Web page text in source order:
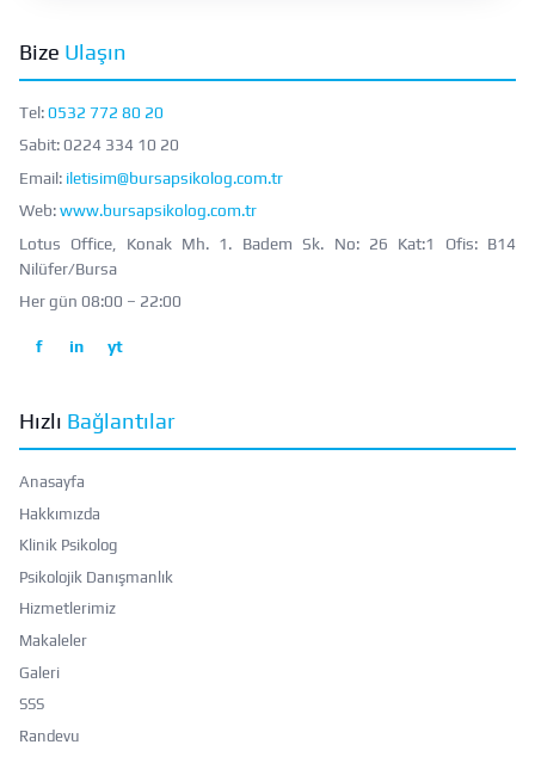
Bize Ulaşın
Tel:0532 772 80 20
Sabit:0224 334 10 20
Email: iletisim@bursapsikolog.com.tr
Web:www.bursapsikolog.com.tr
Lotus Office, Konak Mh. 1. Badem Sk. No: 26 Kat:1 Ofis: B14
Nilüfer/Bursa
Her gün 08:00 – 22:00
f in yt
Hızlı Bağlantılar
Anasayfa
Hakkımızda
Klinik Psikolog
Psikolojik Danışmanlık
Hizmetlerimiz
Makaleler
Galeri
SSS
Randevu